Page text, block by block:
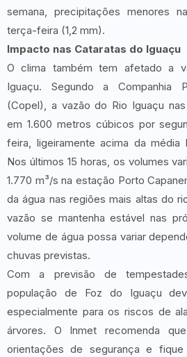
semana, precipitações menores
terça-feira (1,2 mm).
Impacto nas Cataratas do Iguaçu
O clima também tem afetado a
Iguaçu. Segundo a Companhia
(Copel), a vazão do Rio Iguaçu
em 1.600 metros cúbicos por
feira, ligeiramente acima da média
Nos últimos 15 horas, os volumes
1.770 m³/s na estação Porto
da água nas regiões mais altas do
vazão se mantenha estável nas
volume de água possa variar
chuvas previstas.
Com a previsão de
população de Foz do Iguaçu
especialmente para os riscos de
árvores. O Inmet recomenda
orientações de segurança e